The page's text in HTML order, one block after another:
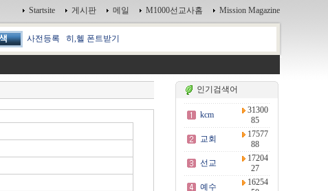
Startsite 게시판 메일 M1000선교사홈 Mission Magazine
사전등록 히,헬 폰트받기
인기검색어
kcm
31300
85
교회
17577
88
선교
17204
27
예수
16254